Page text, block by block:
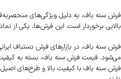
فرش سنه باف، به دلیل ویژگی‌های
بالایی برخوردار است. این فرش‌ها، یکی از
فرش سنه باف، در بازارهای فرش دستباف
می‌شود. قیمت فرش سنه باف، بسته به
فرش سنه باف با کیفیت بالا و طرح‌های اصیل